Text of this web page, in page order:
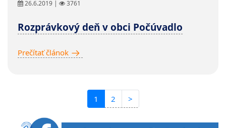
26.6.2019 | 3761
Rozprávkový deň v obci Počúvadlo
Prečítať článok
1 2 >